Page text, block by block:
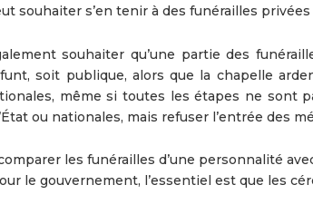
souhaiter s’en tenir à des funérailles
souhaiter qu’une partie des
soit publique, alors que la chapelle
même si toutes les étapes ne sont
ou nationales, mais refuser l’entrée des
les funérailles d’une personnalité
le gouvernement, l’essentiel est que les